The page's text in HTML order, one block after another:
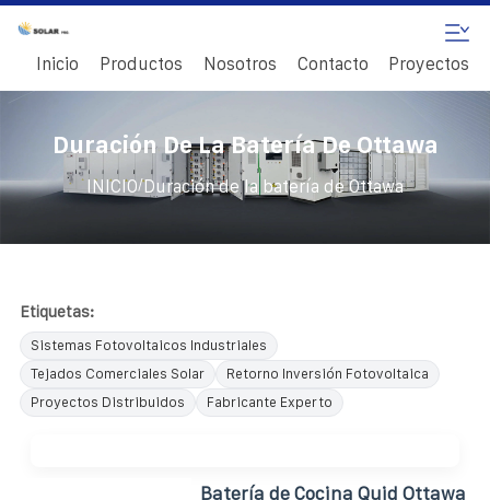
Inicio Productos Nosotros Contacto Proyectos
Duración De La Batería De Ottawa
INICIO/Duración de la batería de Ottawa
Etiquetas:
Sistemas Fotovoltaicos Industriales
Tejados Comerciales Solar
Retorno Inversión Fotovoltaica
Proyectos Distribuidos
Fabricante Experto
Batería de Cocina Quid Ottawa